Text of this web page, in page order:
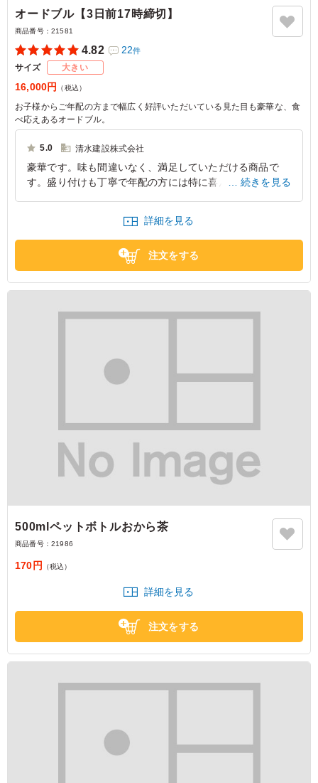
オードブル【3日前17時締切】
商品番号： 21581
4.82 22件
サイズ 大きい
16,000円 （税込）
お子様からご年配の方まで幅広く好評いただいている見た目も豪華な、食
べ応えあるオードブル。
5.0 清水建設株式会社
豪華です。味も間違いなく、満足していただける商品で
す。盛り付けも丁寧で年配の方には特に喜んでいただける
大阪府高槻市道鵜町2025/10/08
続きを見る
詳細を見る
注文をする
500mlペットボトルおから茶
商品番号： 21986
170円 （税込）
詳細を見る
注文をする